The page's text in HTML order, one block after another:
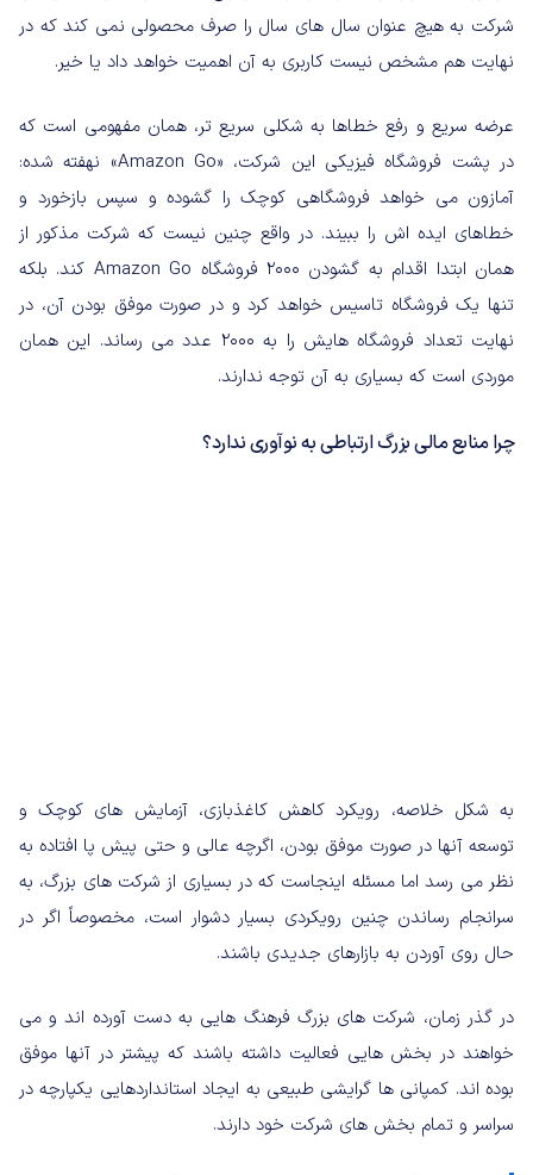
شرکت به هیچ عنوان سال های سال را صرف محصولی نمی کند که در
نهایت هم مشخص نیست کاربری به آن اهمیت خواهد داد یا خیر.
عرضه سریع و رفع خطاها به شکلی سریع تر، همان مفهومی است که
در پشت فروشگاه فیزیکی این شرکت، «Amazon Go» نهفته شده:
آمازون می خواهد فروشگاهی کوچک را گشوده و سپس بازخورد و
خطاهای ایده اش را ببیند. در واقع چنین نیست که شرکت مذکور از
همان ابتدا اقدام به گشودن ۲۰۰۰ فروشگاه Amazon Go کند. بلکه
تنها یک فروشگاه تاسیس خواهد کرد و در صورت موفق بودن آن، در
نهایت تعداد فروشگاه هایش را به ۲۰۰۰ عدد می رساند. این همان
موردی است که بسیاری به آن توجه ندارند.
چرا منابع مالی بزرگ ارتباطی به نوآوری ندارد؟
به شکل خلاصه، رویکرد کاهش کاغذبازی، آزمایش های کوچک و
توسعه آنها در صورت موفق بودن، اگرچه عالی و حتی پیش پا افتاده به
نظر می رسد اما مسئله اینجاست که در بسیاری از شرکت های بزرگ، به
سرانجام رساندن چنین رویکردی بسیار دشوار است، مخصوصاً اگر در
حال روی آوردن به بازارهای جدیدی باشند.
در گذر زمان، شرکت های بزرگ فرهنگ هایی به دست آورده اند و می
خواهند در بخش هایی فعالیت داشته باشند که پیشتر در آنها موفق
بوده اند. کمپانی ها گرایشی طبیعی به ایجاد استانداردهایی یکپارچه در
سراسر و تمام بخش های شرکت خود دارند.